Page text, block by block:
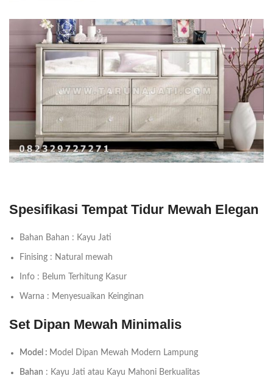
Spesifikasi Tempat Tidur Mewah Elegan
Bahan Bahan : Kayu Jati
Finising : Natural mewah
Info : Belum Terhitung Kasur
Warna : Menyesuaikan Keinginan
Set Dipan Mewah Minimalis
Model : Model Dipan Mewah Modern Lampung
Bahan : Kayu Jati atau Kayu Mahoni Berkualitas